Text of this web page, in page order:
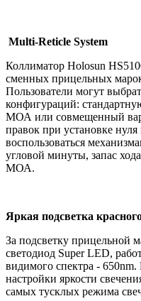
Multi-Reticle System
Коллиматор Holosun
сменных прицельных
Пользователи могут
конфигураций:
МОА или совмещенный
правок при установке
воспользоваться
угловой минуты, запас
МОА.
Яркая подсветка
За подсветку прицельной
светодиод Super LED,
видимого спектра -
настройки яркости
самых тусклых режима